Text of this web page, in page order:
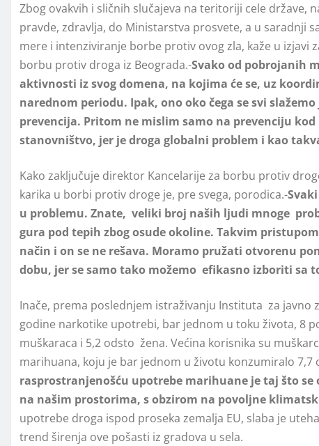
Zbog ovakvih i sličnih slučajeva na teritoriji cele države,
pravde, zdravlja, do Ministarstva prosvete, a u saradnji
mere i intenziviranje borbe protiv ovog zla, kaže u izjavi
borbu protiv droga iz Beograda.-Svako od pobrojanih
aktivnosti iz svog domena, na kojima će se, uz
narednom periodu. Ipak, ono oko čega se svi
prevencija. Pritom ne mislim samo na prevenciju
stanovništvo, jer je droga globalni problem i kao
Kako zaključuje direktor Kancelarije za borbu protiv
karika u borbi protiv droge je, pre svega, porodica.-
u problemu. Znate, veliki broj naših ljudi mnoge
gura pod tepih zbog osude okoline. Takvim
način i on se ne rešava. Moramo pružati otvorenu
dobu, jer se samo tako možemo efikasno izboriti sa
Inače, prema poslednjem istraživanju Instituta za javno
godine narkotike upotrebi, bar jednom u toku života, 8
muškaraca i 5,2 odsto žena. Većina korisnika su
marihuana, koju je bar jednom u životu konzumiralo
rasprostranjenošću upotrebe marihuane je taj što
na našim prostorima, s obzirom na povoljne
upotrebe droga ispod proseka zemalja EU, slaba je
trend širenja ove pošasti iz gradova u sela.